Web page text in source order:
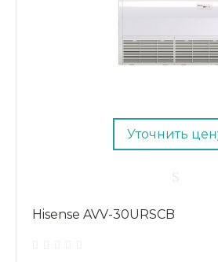
Уточнить
Hisense AVV-30URSCB